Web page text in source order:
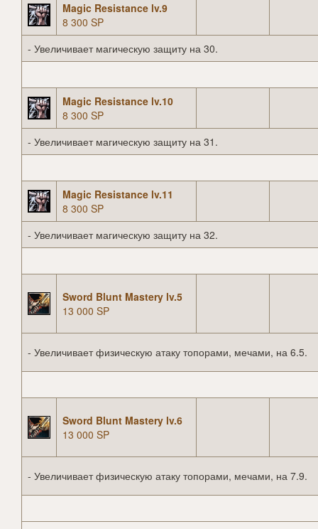
Magic Resistance lv.9
8 300 SP
- Увеличивает магическую защиту на 30.
Magic Resistance lv.10
8 300 SP
- Увеличивает магическую защиту на 31.
Magic Resistance lv.11
8 300 SP
- Увеличивает магическую защиту на 32.
Sword Blunt Mastery lv.5
13 000 SP
- Увеличивает физическую атаку топорами, мечами, на 6.5.
Sword Blunt Mastery lv.6
13 000 SP
- Увеличивает физическую атаку топорами, мечами, на 7.9.